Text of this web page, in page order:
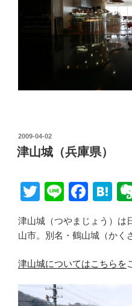
投
稿
日:
2009-04-02
津山城（兵庫県）
T
wi
tt
Li
e
F
c
b
o
H
e
a
津山城（つやまじょう）は
山市。別名・鶴山城（かく
津山城についてはこちらを